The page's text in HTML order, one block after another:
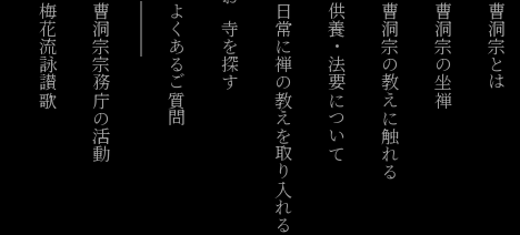
梅花流詠讃歌 曹洞宗宗務庁の活動 よくあるご質問 お寺を探す 日常に禅の教えを取り入れる 供養・法要について 曹洞宗の教えに触れる 曹洞宗の坐禅 曹洞宗とは